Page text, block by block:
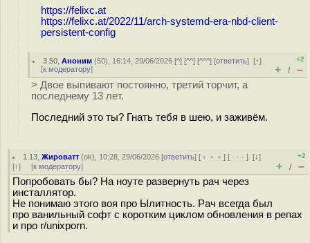
https://felixc.at
https://felixc.at/2022/11/arch-systemd-era-nbd-client-
persistent-config
3.50 ,Аноним (50), 16:14, 29/06/2026 [^] [^^] [^^^] [ответить][↑]
[к модератору]
+2
+ / –
> Двое выпивают постоянно, третий торчит, а
последнему 13 лет.
Последний это ты? Гнать тебя в шею, и заживём.
1.13 ,Жироватт (ok), 10:28, 29/06/2026 [ответить] [ ﹢﹢﹢] [ · · ·][↓]
[↑] [к модератору]
+2
+ / –
Попробовать бы? На ноуте развернуть рач через
инсталлятор.
Не понимаю этого воя про Ылитность. Рач всегда был
про ванильный софт с коротким циклом обновления в репах
и про r/unixporn.